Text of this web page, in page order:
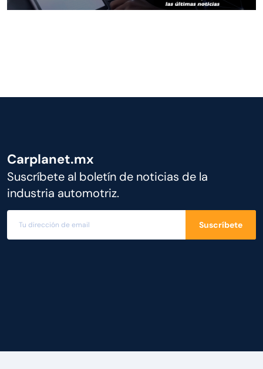
Carplanet.mx
Suscríbete al boletín de noticias de la
industria automotriz.
Suscríbete